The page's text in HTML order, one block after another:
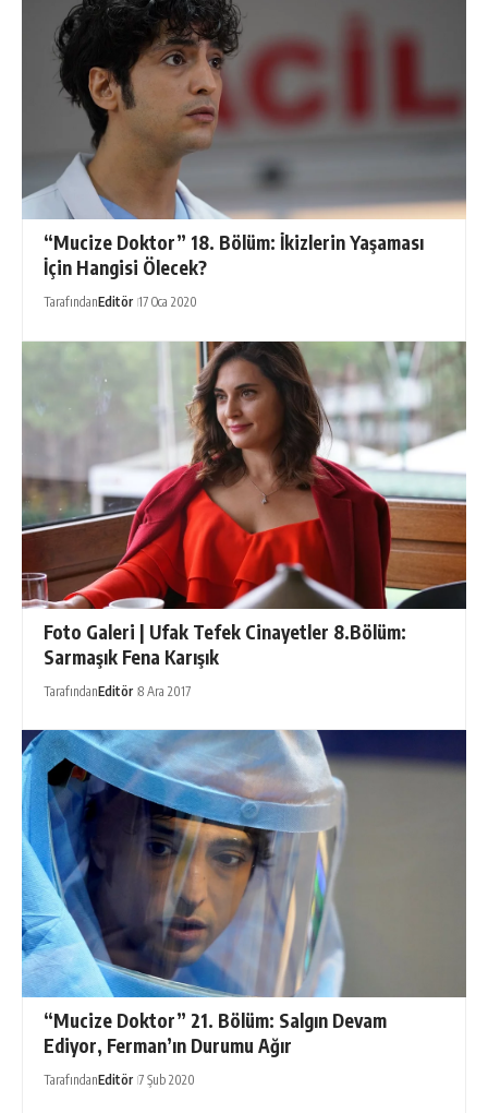
“Mucize Doktor” 18. Bölüm: İkizlerin Yaşaması
İçin Hangisi Ölecek?
TarafındanEditör 17 Oca 2020
Foto Galeri | Ufak Tefek Cinayetler 8.Bölüm:
Sarmaşık Fena Karışık
TarafındanEditör 8 Ara 2017
“Mucize Doktor” 21. Bölüm: Salgın Devam
Ediyor, Ferman’ın Durumu Ağır
TarafındanEditör 7 Şub 2020